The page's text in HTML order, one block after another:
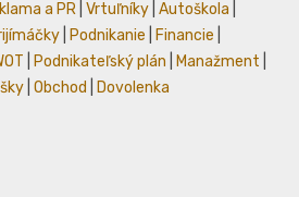
a PR Vrtuľníky Autoškola
Podnikanie Financie
Podnikateľský plán Manažment
Obchod Dovolenka